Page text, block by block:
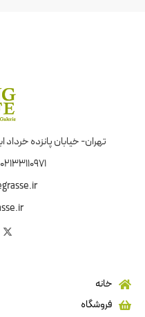
تهران- خیابان پانزده
02133110971 و 09368076869
خانه
فروشگاه